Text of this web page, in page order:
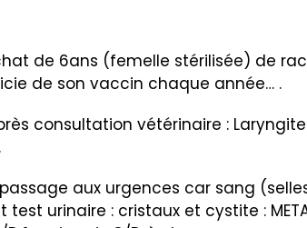
de 6ans (femelle stérilisée) de
de son vaccin chaque année… .
consultation vétérinaire : Laryngite
aux urgences car sang
urinaire : cristaux et cystite :